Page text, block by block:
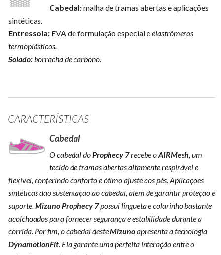
Cabedal:malha de tramas abertas e aplicações
sintéticas.
Entressola: EVA de formulação especial eelastrômeros
termoplásticos.
Solado:borracha de carbono.
CARACTERÍSTICAS
Cabedal
O cabedal doProphecy 7recebe oAIRMesh, um
tecido de tramas abertas altamente respirável e
flexível, conferindo conforto e ótimo ajuste aos pés. Aplicações
sintéticas dão sustentação ao cabedal, além de garantir proteção e
suporte.Mizuno Prophecy 7possui lingueta e colarinho bastante
acolchoados para fornecer segurança e estabilidade durante a
corrida. Por fim, o cabedal desteMizunoapresenta a tecnologia
DynamotionFit. Ela garante uma perfeita interação entre o